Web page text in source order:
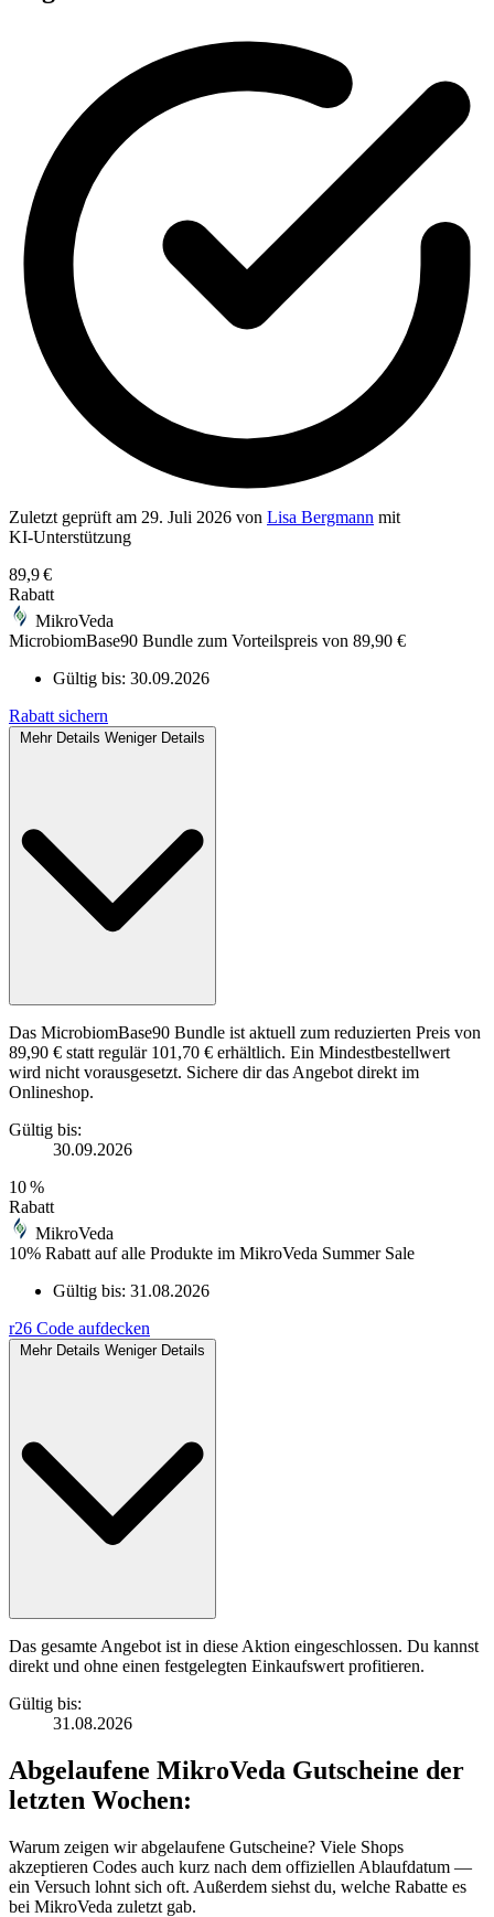
Zuletzt geprüft am 29. Juli 2026 von Lisa Bergmann mit
KI‑Unterstützung
89,9 €
Rabatt
MikroVeda
MicrobiomBase90 Bundle zum Vorteilspreis von 89,90 €
Gültig bis: 30.09.2026
Rabatt sichern
Mehr Details Weniger Details
Das MicrobiomBase90 Bundle ist aktuell zum reduzierten Preis von
89,90 € statt regulär 101,70 € erhältlich. Ein Mindestbestellwert
wird nicht vorausgesetzt. Sichere dir das Angebot direkt im
Onlineshop.
Gültig bis:
30.09.2026
10 %
Rabatt
MikroVeda
10% Rabatt auf alle Produkte im MikroVeda Summer Sale
Gültig bis: 31.08.2026
r26 Code aufdecken
Mehr Details Weniger Details
Das gesamte Angebot ist in diese Aktion eingeschlossen. Du kannst
direkt und ohne einen festgelegten Einkaufswert profitieren.
Gültig bis:
31.08.2026
Abgelaufene MikroVeda Gutscheine der
letzten Wochen:
Warum zeigen wir abgelaufene Gutscheine? Viele Shops
akzeptieren Codes auch kurz nach dem offiziellen Ablaufdatum —
ein Versuch lohnt sich oft. Außerdem siehst du, welche Rabatte es
bei MikroVeda zuletzt gab.